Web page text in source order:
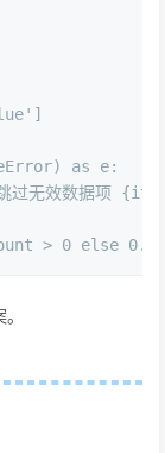
]
as e:
无效数据项
> 0 else 0.0